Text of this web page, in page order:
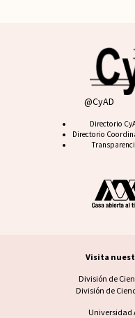
@CyAD
Footer CyAD
Directorio
Directorio
Visita
Visita nuestras páginas
División de
División de
Universidad